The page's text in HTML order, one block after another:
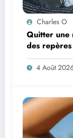
Charles O
Quitter une
des
4 Août